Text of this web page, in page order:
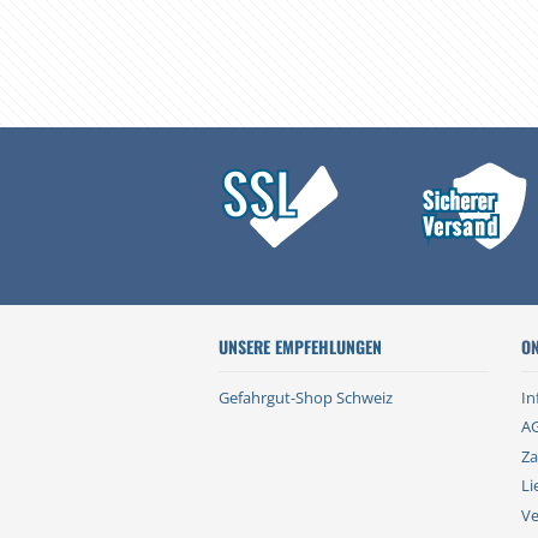
UNSERE EMPFEHLUNGEN
Gefahrgut-Shop Schweiz